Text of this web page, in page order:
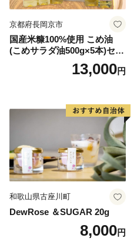
京都府長岡京市
国産米糠100%使用 こめ油
(こめサラダ油500g×5本)セッ
13,000円
和歌山県古座川町
DewRose ＆SUGAR 20g
8,000円